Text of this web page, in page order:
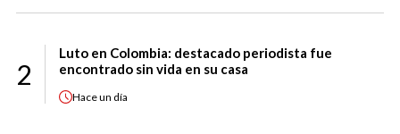
2
Luto en Colombia: destacado periodista fue
encontrado sin vida en su casa
Haceun día